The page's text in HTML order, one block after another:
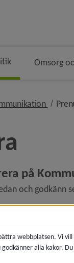
Omsorg
nivå i
på
och godkänn
webbplatsen. Vi
alla kakor.